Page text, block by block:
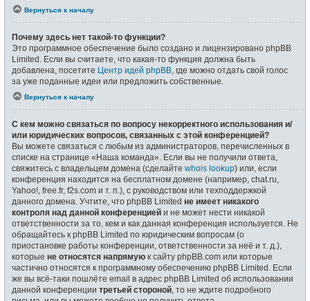
Вернуться к началу
Почему здесь нет такой-то функции?
Это программное обеспечение было создано и лицензировано phpBB
Limited. Если вы считаете, что какая-то функция должна быть
добавлена, посетите Центр идей phpBB , где можно отдать свой голос
за уже поданные идеи или предложить собственные.
Вернуться к началу
С кем можно связаться по вопросу некорректного использования и/
или юридических вопросов, связанных с этой конференцией?
Вы можете связаться с любым из администраторов, перечисленных в
списке на странице «Наша команда». Если вы не получили ответа,
свяжитесь с владельцем домена (сделайте whois lookup) или, если
конференция находится на бесплатном домене (например, chat.ru,
Yahoo!, free.fr, f2s.com и т. п.), с руководством или техподдержкой
данного домена. Учтите, что phpBB Limited не имеет никакого
контроля над данной конференцией и не может нести никакой
ответственности за то, кем и как данная конференция используется. Не
обращайтесь к phpBB Limited по юридическим вопросам (о
приостановке работы конференции, ответственности за неё и т. д.),
которые не относятся напрямую к сайту phpBB.com или которые
частично относятся к программному обеспечению phpBB Limited. Если
же вы всё-таки пошлёте email в адрес phpBB Limited об использовании
данной конференции третьей стороной , то не ждите подробного